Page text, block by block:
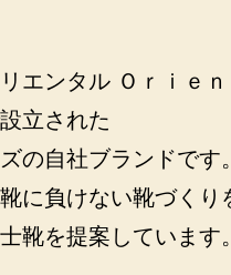
エンタル Ｏｒｉｅ
立された
の自社ブランドです
に負けない靴づくり
靴を提案しています